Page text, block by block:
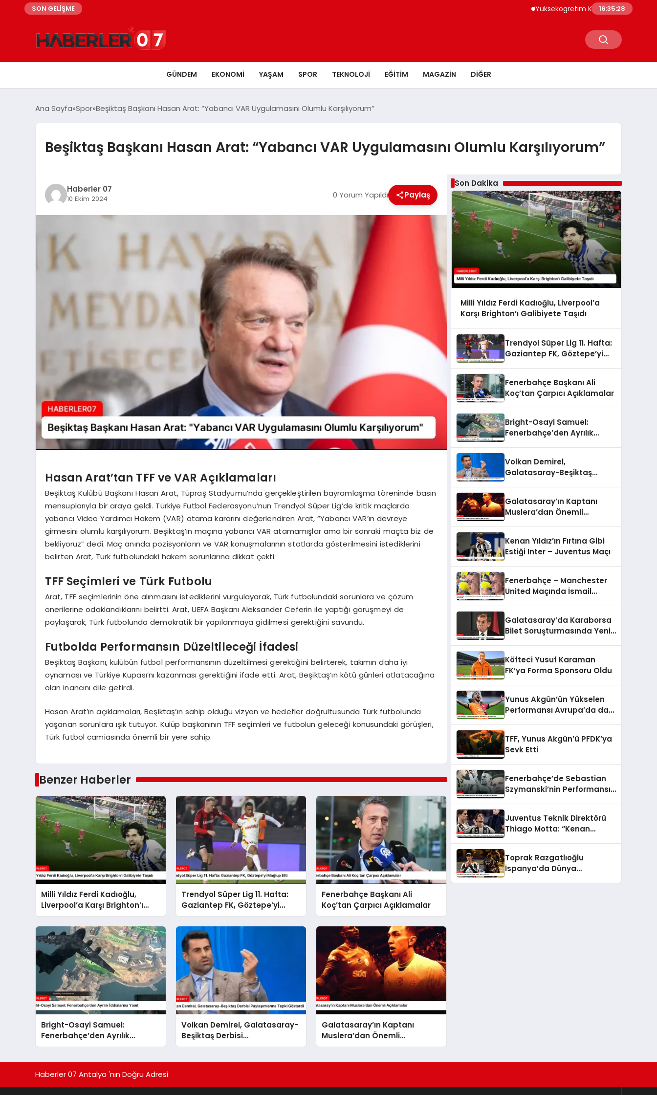
SON GELİŞME Yuksekogretim Kurumu Dijital Donusum
16:35:29
GÜNDEM EKONOMI YAŞAM SPOR TEKNOLOJI EĞITIM MAGAZIN DIĞER
Ana Sayfa Spor Beşiktaş Başkanı Hasan Arat: “Yabancı VAR Uygulamasını Olumlu Karşılıyorum”
Beşiktaş Başkanı Hasan Arat: “Yabancı VAR Uygulamasını Olumlu Karşılıyorum”
Haberler 07
10 Ekim 2024 0 Yorum Yapıldı Paylaş
Hasan Arat’tan TFF ve VAR Açıklamaları
Beşiktaş Kulübü Başkanı Hasan Arat, Tüpraş Stadyumu’nda gerçekleştirilen bayramlaşma töreninde basın
mensuplarıyla bir araya geldi. Türkiye Futbol Federasyonu’nun Trendyol Süper Lig’de kritik maçlarda
yabancı Video Yardımcı Hakem (VAR) atama kararını değerlendiren Arat, “Yabancı VAR’ın devreye
girmesini olumlu karşılıyorum. Beşiktaş’ın maçına yabancı VAR atamamışlar ama bir sonraki maçta biz de
bekliyoruz” dedi. Maç anında pozisyonların ve VAR konuşmalarının statlarda gösterilmesini istediklerini
belirten Arat, Türk futbolundaki hakem sorunlarına dikkat çekti.
TFF Seçimleri ve Türk Futbolu
Arat, TFF seçimlerinin öne alınmasını istediklerini vurgulayarak, Türk futbolundaki sorunlara ve çözüm
önerilerine odaklandıklarını belirtti. Arat, UEFA Başkanı Aleksander Ceferin ile yaptığı görüşmeyi de
paylaşarak, Türk futbolunda demokratik bir yapılanmaya gidilmesi gerektiğini savundu.
Futbolda Performansın Düzeltileceği İfadesi
Beşiktaş Başkanı, kulübün futbol performansının düzeltilmesi gerektiğini belirterek, takımın daha iyi
oynaması ve Türkiye Kupası’nı kazanması gerektiğini ifade etti. Arat, Beşiktaş’ın kötü günleri atlatacağına
olan inancını dile getirdi.
Hasan Arat’ın açıklamaları, Beşiktaş’ın sahip olduğu vizyon ve hedefler doğrultusunda Türk futbolunda
yaşanan sorunlara ışık tutuyor. Kulüp başkanının TFF seçimleri ve futbolun geleceği konusundaki görüşleri,
Türk futbol camiasında önemli bir yere sahip.
Benzer Haberler
Milli Yıldız Ferdi Kadıoğlu,
Liverpool’a Karşı Brighton’ı
Galibiyete Taşıdı
Trendyol Süper Lig 11. Hafta:
Gaziantep FK, Göztepe’yi
Mağlup Etti
Fenerbahçe Başkanı Ali
Koç’tan Çarpıcı Açıklamalar
Bright-Osayi Samuel:
Fenerbahçe’den Ayrılık
İddialarına Yanıt
Volkan Demirel, Galatasaray-
Beşiktaş Derbisi
Paylaşımlarına Tepki Gösterdi
Galatasaray’ın Kaptanı
Muslera’dan Önemli
Açıklamalar
Son Dakika
Milli Yıldız Ferdi Kadıoğlu, Liverpool’a
Karşı Brighton’ı Galibiyete Taşıdı
Trendyol Süper Lig 11. Hafta:
Gaziantep FK, Göztepe’yi
Fenerbahçe Başkanı Ali
Koç’tan Çarpıcı Açıklamalar
Bright-Osayi Samuel:
Fenerbahçe’den Ayrılık
Volkan Demirel,
Galatasaray-Beşiktaş
Galatasaray’ın Kaptanı
Muslera’dan Önemli
Kenan Yıldız’ın Fırtına Gibi
Estiği Inter – Juventus Maçı
Fenerbahçe – Manchester
United Maçında İsmail
Galatasaray’da Karaborsa
Bilet Soruşturmasında Yeni
Köfteci Yusuf Karaman
FK’ya Forma Sponsoru Oldu
Yunus Akgün’ün Yükselen
Performansı Avrupa’da da
TFF, Yunus Akgün’ü PFDK’ya
Sevk Etti
Fenerbahçe’de Sebastian
Szymanski’nin Performansı
Juventus Teknik Direktörü
Thiago Motta: “Kenan
Toprak Razgatlıoğlu
İspanya’da Dünya
Haberler 07 Antalya 'nın Doğru Adresi